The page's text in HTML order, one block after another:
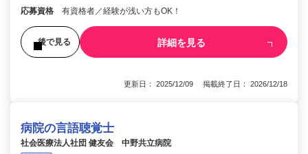
応募資格 有資格者／経験が浅い方もOK！
後で見る 詳細を見る
更新日： 2025/12/09 掲載終了日： 2026/12/18
病院の言語聴覚士
社会医療法人社団 健友会 中野共立病院